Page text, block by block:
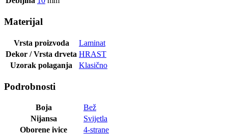
Materijal
Vrsta proizvoda
Laminat
Dekor / Vrsta drveta HRAST
Uzorak polaganja
Klasično
Podrobnosti
Boja
Bež
Nijansa
Svijetla
Oborene ivice
4-strane